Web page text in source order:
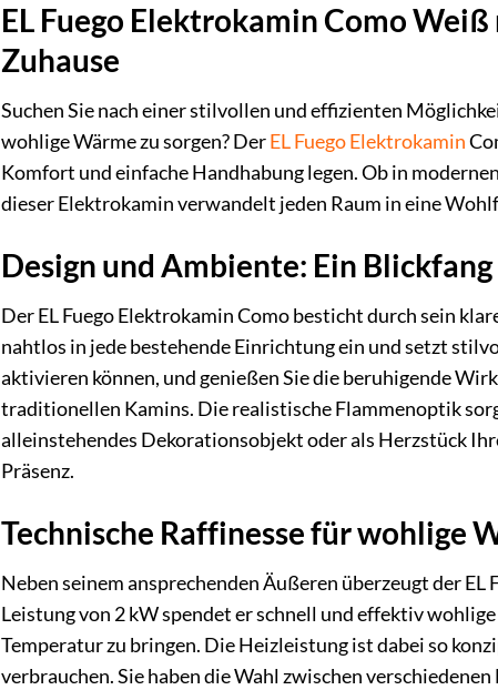
EL Fuego Elektrokamin Como
Zuhause
Suchen Sie nach einer stilvollen und effizienten
wohlige Wärme zu sorgen? DerEL FuegoElektrokamin
Komfort und einfache Handhabung legen. Ob in
dieser Elektrokamin verwandelt jeden Raum in eine
Design und Ambiente: Ein
Der EL Fuego Elektrokamin Como besticht durch sein
nahtlos in jede bestehende Einrichtung ein und setzt
aktivieren können, und genießen Sie die beruhigende
traditionellen Kamins. Die realistische Flammenoptik
alleinstehendes Dekorationsobjekt oder als Herzstück
Präsenz.
Technische Raffinesse für wohlige
Neben seinem ansprechenden Äußeren überzeugt der
Leistung von 2 kW spendet er schnell und effektiv
Temperatur zu bringen. Die Heizleistung ist dabei so
verbrauchen. Sie haben die Wahl zwischen